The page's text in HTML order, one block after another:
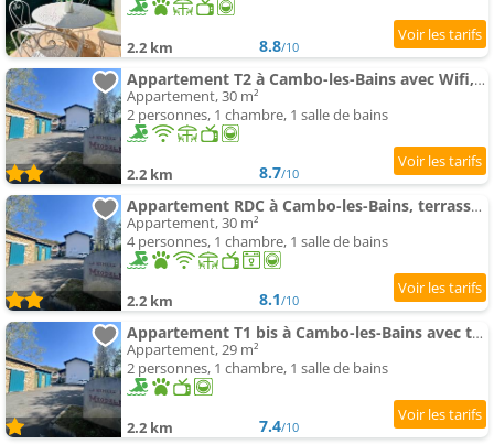
2.2 km 8.8/10
Appartement T2 à Cambo-les-Bains avec Wifi, Terrasse, 2 Pers. - FR-1-495-143
Appartement, 30 m²
2 personnes, 1 chambre, 1 salle de bains
2.2 km 8.7/10
Appartement RDC à Cambo-les-Bains, terrasse, animaux acceptés - FR-1-495-13
Appartement, 30 m²
4 personnes, 1 chambre, 1 salle de bains
2.2 km 8.1/10
Appartement T1 bis à Cambo-les-Bains avec terrasse - FR-1-495-4
Appartement, 29 m²
2 personnes, 1 chambre, 1 salle de bains
2.2 km 7.4/10